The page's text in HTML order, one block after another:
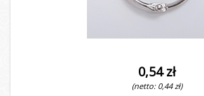
0,54 zł
(netto: 0,44 zł)